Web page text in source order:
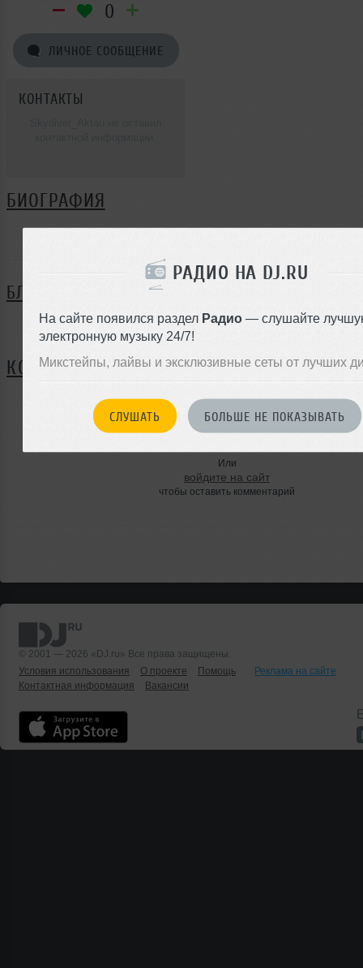
РАДИО НА DJ.RU
На сайте появился раздел Радио — слушайте
электронную музыку 24/7!
Микстейпы, лайвы и эксклюзивные сеты от лучших
СЛУШАТЬ БОЛЬШЕ НЕ ПОКАЗЫВАТЬ
0
ЛИЧНОЕ СООБЩЕНИЕ
КОНТАКТЫ
БИОГРАФИЯ
БЛОГ
Нет записей в блоге
КОММЕНТАРИИ
ЗАРЕГИСТРИРУЙТЕСЬ
Или
войдите на сайт
чтобы оставить комментарий
© 2001 — 2026 «DJ.ru» Все права защищены.
Условия использования
О проекте Помощь
Реклама на сайте
Контактная информация
Вакансии